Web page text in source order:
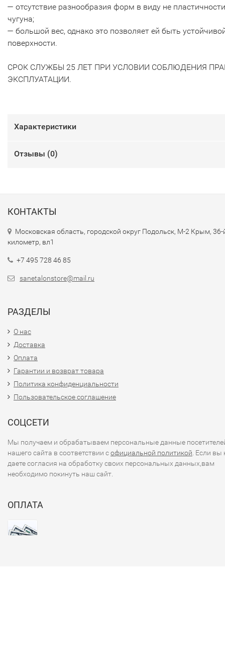
— отсутствие разнообразия форм в виду не пластичности
чугуна;
— большой вес, однако это позволяет ей быть
поверхности.
СРОК СЛУЖБЫ 25 ЛЕТ ПРИ УСЛОВИИ СОБЛЮДЕНИЯ
ЭКСПЛУАТАЦИИ.
Характеристики
Отзывы (0)
КОНТАКТЫ
Московская область, городской округ Подольск, М-2 Крым, 36-
километр, вл1
+7 495 728 46 85
sanetalonstore@mail.ru
РАЗДЕЛЫ
О нас
Доставка
Оплата
Гарантии и возврат товара
Политика конфиденциальности
Пользовательское соглашение
СОЦСЕТИ
Мы получаем и обрабатываем персональные данные
нашего сайта в соответствии софициальной политикой . Если вы
даете согласия на обработку своих персональных данных,вам
необходимо покинуть наш сайт.
ОПЛАТА